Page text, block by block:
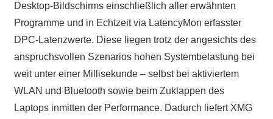
Desktop-Bildschirms einschließlich aller erwähnten
Programme und in Echtzeit via LatencyMon erfasster
DPC-Latenzwerte. Diese liegen trotz der angesichts des
anspruchsvollen Szenarios hohen Systembelastung bei
weit unter einer Millisekunde – selbst bei aktiviertem
WLAN und Bluetooth sowie beim Zuklappen des
Laptops inmitten der Performance. Dadurch liefert XMG